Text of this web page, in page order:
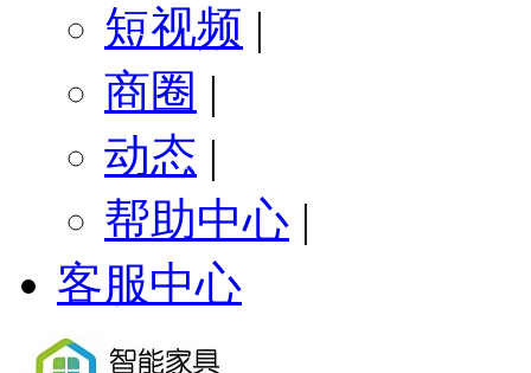
短视频 |
商圈 |
动态 |
帮助中心 |
客服中心